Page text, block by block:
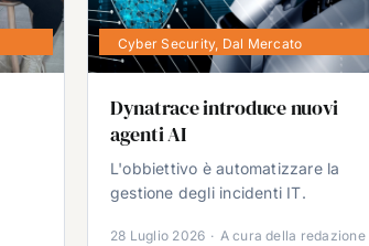
Cyber Security, Dal Mercato
Dynatrace introduce nuovi
agenti AI
L'obbiettivo è automatizzare la
gestione degli incidenti IT.
28 Luglio 2026 · A cura della redazione